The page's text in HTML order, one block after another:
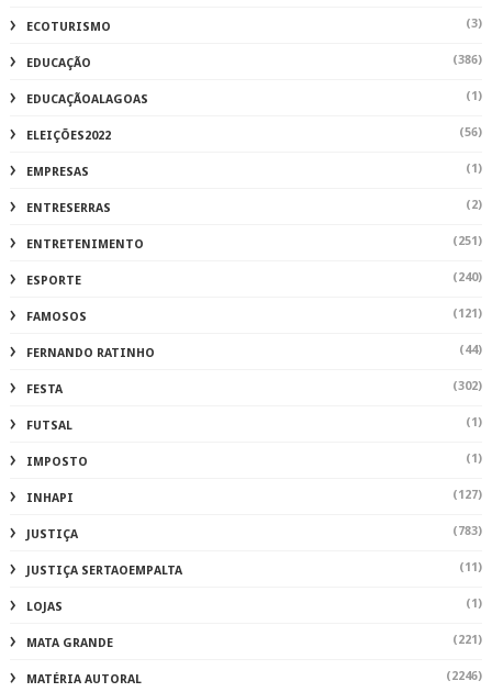
ECOTURISMO (3)
EDUCAÇÃO (386)
EDUCAÇÃOALAGOAS (1)
ELEIÇÕES2022 (56)
EMPRESAS (1)
ENTRESERRAS (2)
ENTRETENIMENTO (251)
ESPORTE (240)
FAMOSOS (121)
FERNANDO RATINHO (44)
FESTA (302)
FUTSAL (1)
IMPOSTO (1)
INHAPI (127)
JUSTIÇA (783)
JUSTIÇA SERTAOEMPALTA (11)
LOJAS (1)
MATA GRANDE (221)
MATÉRIA AUTORAL (2246)